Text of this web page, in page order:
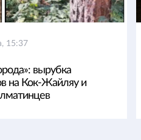
15:37
вырубка
на Кок-Жайляу и